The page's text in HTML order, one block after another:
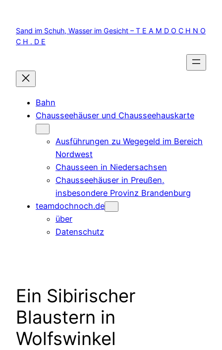
springen
Sand im Schuh, Wasser im Gesicht – T E A M D O C H N O
C H . D E
Bahn
Chausseehäuser und Chausseehauskarte
Ausführungen zu Wegegeld im Bereich
Nordwest
Chausseen in Niedersachsen
Chausseehäuser in Preußen,
insbesondere Provinz Brandenburg
teamdochnoch.de
über
Datenschutz
Ein Sibirischer
Blaustern in
Wolfswinkel